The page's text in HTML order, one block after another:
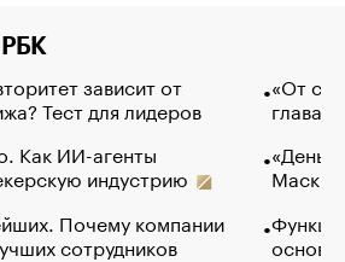
РБК
зависит от
Тест для лидеров
Как ИИ-агенты
индустрию
Почему компании
сотрудников
«От
глава
Маск в
основ